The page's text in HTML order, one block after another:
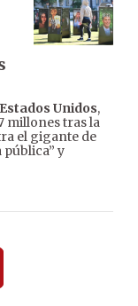
Estados Unidos,
millones tras la
el gigante de
pública” y